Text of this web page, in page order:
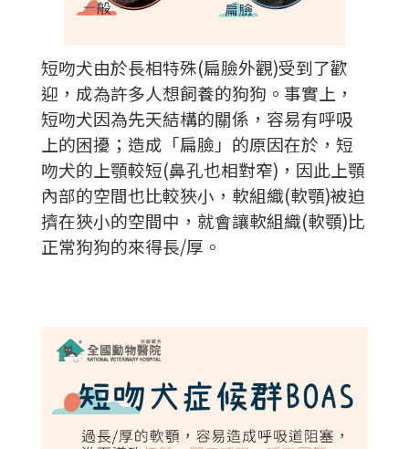
短吻犬由於長相特殊(扁臉外觀)受到了歡
迎，成為許多人想飼養的狗狗。事實上，
短吻犬因為先天結構的關係，容易有呼吸
上的困擾；造成「扁臉」的原因在於，短
吻犬的上顎較短(鼻孔也相對窄)，因此上顎
內部的空間也比較狹小，軟組織(軟顎)被迫
擠在狹小的空間中，就會讓軟組織(軟顎)比
正常狗狗的來得長/厚。